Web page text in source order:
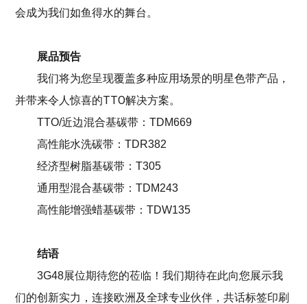
会成为我们如鱼得水的舞台。
展品预告
我们将为您呈现覆盖多种应用场景的明星色带产品，
并带来令人惊喜的TTO解决方案。
TTO/近边混合基碳带：TDM669
高性能水洗碳带：TDR382
经济型树脂基碳带：T305
通用型混合基碳带：TDM243
高性能增强蜡基碳带：TDW135
结语
3G48展位期待您的莅临！我们期待在此向您展示我
们的创新实力，连接欧洲及全球专业伙伴，共话标签印刷